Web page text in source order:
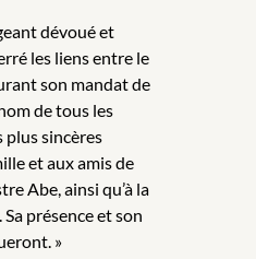
dévoué et
les liens entre le
son mandat de
de tous les
plus sincères
et aux amis de
Abe, ainsi qu’à la
présence et son
»